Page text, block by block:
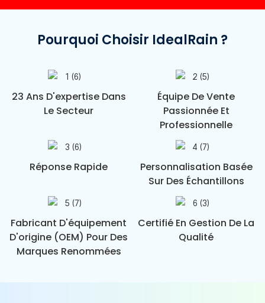
Pourquoi Choisir IdealRain ?
23 Ans D'expertise Dans
Le Secteur
Équipe De Vente
Passionnée Et
Professionnelle
Réponse Rapide
Personnalisation Basée
Sur Des Échantillons
Fabricant D'équipement
D'origine (OEM) Pour Des
Marques Renommées
Certifié En Gestion De La
Qualité